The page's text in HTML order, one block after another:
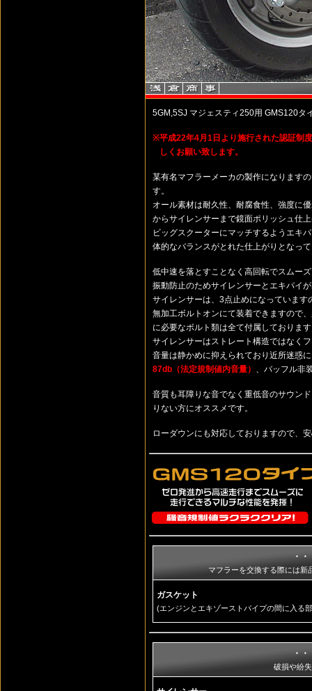
5GM,5SJ マジェスティ250用 GMS120タ
※平成22年4月1日より施行された認証制
しくお願い致します。
某有名マフラーメーカの製作になります
す。
オール素材は耐久性、耐腐食性、強度に
からサイレンサーまで鏡面ポリッシュ仕
ビッグスクーターにマッチするようエキ
体的なバランスがとれた仕上がりとなっ
低中速を落とすことなく高回転でスムー
振動防止のためサイレンサーとエキパイ
サイレンサーは、3点止めになっていま
無加工ボルトオンにて装着できますので
に必要なボルト類は全て付属しておりま
サイレンサーはストレート構造ではなく
音量は静かめに抑えられており近所迷惑
87db（法定規制値内音量） 、バッフル非
音質も耳障りな音でなく重低音のサウン
りない方にオススメです。
ローダウンにも対応しておりますので、
・
マフラーを交換する際には新
ガスケット
(エンジンとエキゾーストパイプの間に入る
・
破損や紛